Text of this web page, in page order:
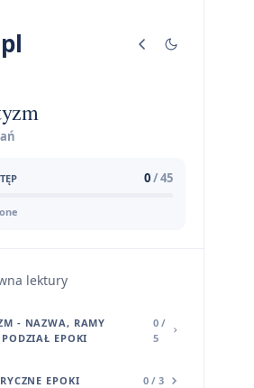
0/ 45
lektury
- NAZWA, RAMY
EPOKI
0 /
5
EPOKI 0 / 3